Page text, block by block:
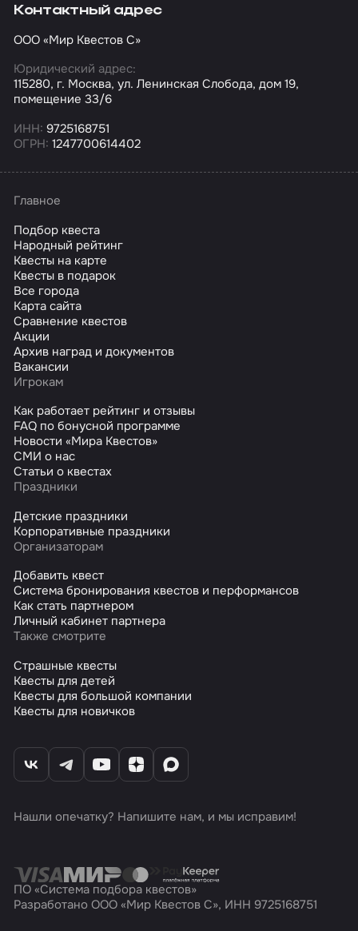
Контактный адрес
ООО «Мир Квестов С»
Юридический адрес:
115280, г. Москва, ул. Ленинская Слобода, дом 19,
помещение 33/6
ИНН: 9725168751
ОГРН: 1247700614402
Главное
Подбор квеста
Народный рейтинг
Квесты на карте
Квесты в подарок
Все города
Карта сайта
Сравнение квестов
Акции
Архив наград и документов
Вакансии
Игрокам
Как работает рейтинг и отзывы
FAQ по бонусной программе
Новости «Мира Квестов»
СМИ о нас
Статьи о квестах
Праздники
Детские праздники
Корпоративные праздники
Организаторам
Добавить квест
Система бронирования квестов и перформансов
Как стать партнером
Личный кабинет партнера
Также смотрите
Страшные квесты
Квесты для детей
Квесты для большой компании
Квесты для новичков
Нашли опечатку? Напишите нам, и мы исправим!
ПО «Система подбора квестов»
Разработано ООО «Мир Квестов С», ИНН 9725168751